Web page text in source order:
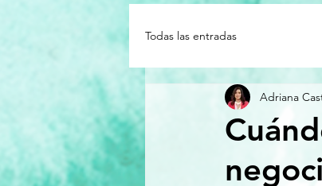
Todas las entradas
Adriana